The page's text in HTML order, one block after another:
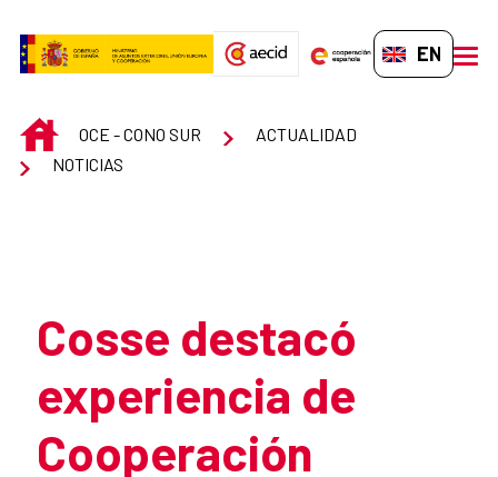
EN-GB
INICIOOCE - CONO SUR
ACTUALIDAD
NOTICIAS
Cosse destacó
experiencia de
Cooperación